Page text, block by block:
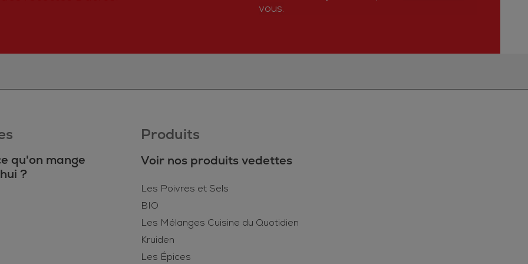
vous.
qu'on mange
?
Produits
Voir nos produits vedettes
Les Poivres et Sels
BIO
Les Mélanges Cuisine du Quotidien
Kruiden
Les Épices